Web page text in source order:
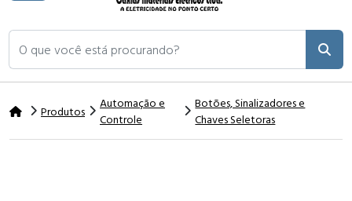
O que você está procurando?
Produtos
Automação e
Controle
Botões, Sinalizadores e
Chaves Seletoras